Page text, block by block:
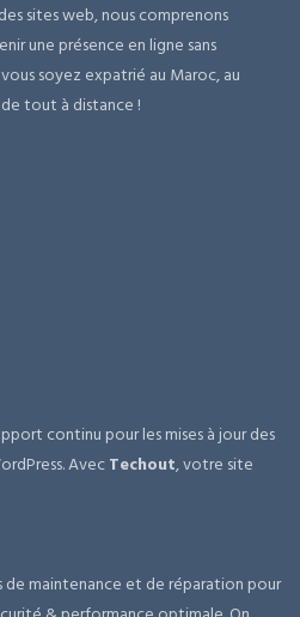
sites web, nous comprenons
une présence en ligne sans
soyez expatrié au Maroc, au
tout à distance !
continu pour les mises à jour des
AvecTechout, votre site
de maintenance et de réparation pour